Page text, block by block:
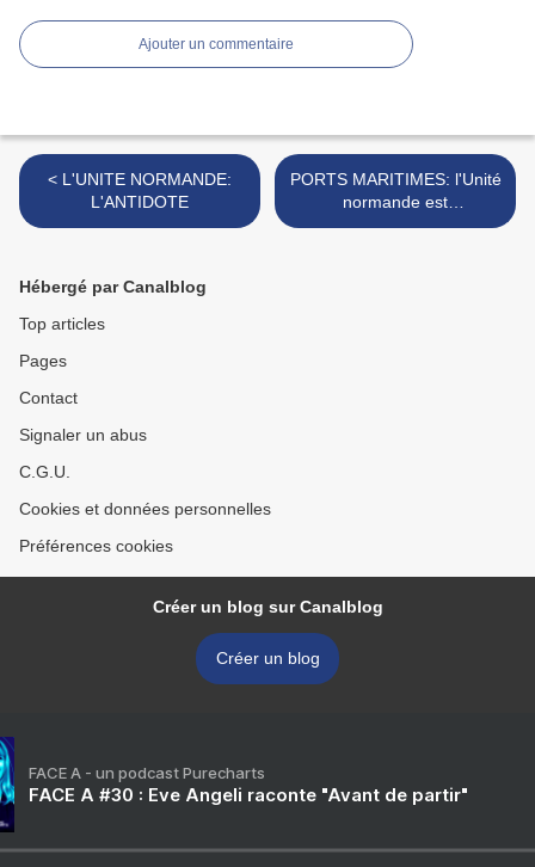
Ajouter un commentaire
< L'UNITE NORMANDE:
L'ANTIDOTE
PORTS MARITIMES: l'Unité
normande est
opérationnelle ! >
Hébergé par Canalblog
Top articles
Pages
Contact
Signaler un abus
C.G.U.
Cookies et données personnelles
Préférences cookies
Créer un blog sur Canalblog
Créer un blog
FACE A - un podcast Purecharts
FACE A #30 : Eve Angeli raconte "Avant de partir"